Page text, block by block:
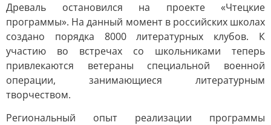
Древаль остановился на проекте «Чтецкие
программы». На данный момент в российских школах
создано порядка 8000 литературных клубов. К
участию во встречах со школьниками теперь
привлекаются ветераны специальной военной
операции, занимающиеся литературным
творчеством.
Региональный опыт реализации программы